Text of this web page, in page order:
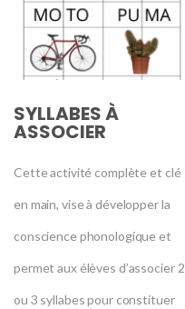
SYLLABES À
ASSOCIER
Cette activité complète et clé
en main, vise à développer la
conscience phonologique et
permet aux élèves d’associer 2
ou 3 syllabes pour constituer